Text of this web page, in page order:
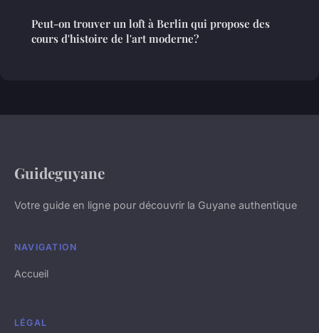
Peut-on trouver un loft à Berlin qui propose des
cours d'histoire de l'art moderne?
Guideguyane
Votre guide en ligne pour découvrir la Guyane authentique
NAVIGATION
Accueil
LÉGAL